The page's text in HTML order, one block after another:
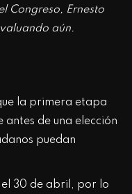
Congreso, Ernesto
aún.
la primera etapa
antes de una elección
puedan
30 de abril, por lo